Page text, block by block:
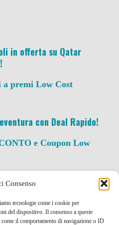
Consenso
tecnologie come i cookie per
del dispositivo. Il consenso a queste
il comportamento di navigazione o ID
in offerta su Qatar
a premi Low Cost
con Deal Rapido!
e Coupon Low